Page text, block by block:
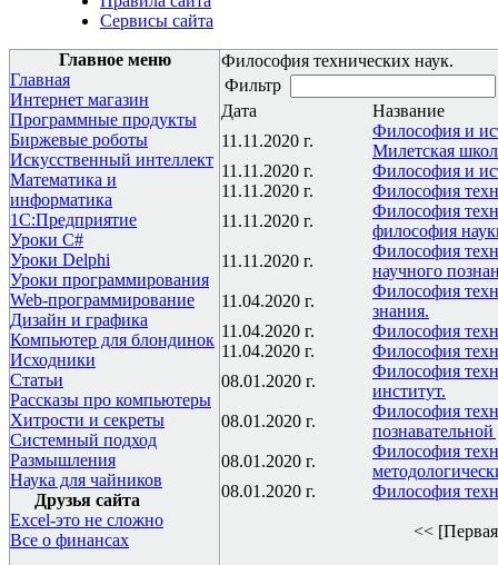
Сервисы сайта
Главное меню
Главная
Интернет магазин
Программные продукты
Биржевые роботы
Искусственный интеллект
Математика и
информатика
1С:Предприятие
Уроки C#
Уроки Delphi
Уроки программирования
Web-программирование
Дизайн и графика
Компьютер для блондинок
Исходники
Статьи
Рассказы про компьютеры
Хитрости и секреты
Системный подход
Размышления
Наука для чайников
Друзья сайта
Excel-это не сложно
Все о финансах
Философия технических наук.
Фильтр
Дата
Название
11.11.2020 г.
Философия и
Милетская
11.11.2020 г.
Философия и
11.11.2020 г.
Философия
11.11.2020 г.
Философия
философия
11.11.2020 г.
Философия
научного
11.04.2020 г.
Философия
знания.
11.04.2020 г.
Философия
11.04.2020 г.
Философия
08.01.2020 г.
Философия
институт.
08.01.2020 г.
Философия
познавательной
08.01.2020 г.
Философия
08.01.2020 г.
Философия
<<